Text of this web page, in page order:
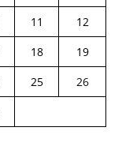
11
12
18
19
25
26